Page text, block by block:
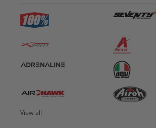
View all